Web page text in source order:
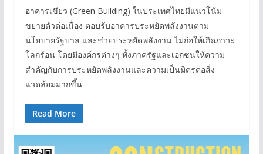
อาคารเขียว (Green Building) ในประเทศไทยมีแนวโน้ม
ขยายตัวต่อเนื่อง ตอบรับอาคารประหยัดพลังงานตาม
นโยบายรัฐบาล และช่วยประหยัดพลังงาน ไม่ก่อให้เกิดภาวะ
โลกร้อน โดยมีองค์กรต่างๆ ทั้งภาครัฐและเอกชนให้ความ
สำคัญกับการประหยัดพลังงานและความเป็นมิตรต่อสิ่ง
แวดล้อมมากขึ้น
Read More